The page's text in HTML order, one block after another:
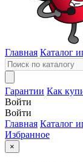
Главная Каталог
Гарантии Как
Войти
Войти
Главная Каталог
Избранное
×